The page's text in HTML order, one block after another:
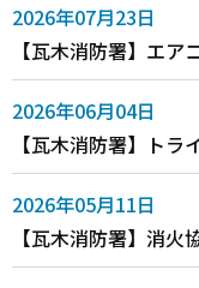
2026年07月23日
【瓦木消防署】エア
2026年06月04日
【瓦木消防署】トラ
2026年05月11日
【瓦木消防署】消火